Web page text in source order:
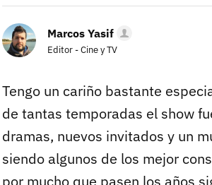
Marcos Yasif
Editor - Cine y TV
Tengo un cariño bastante
de tantas temporadas el show
dramas, nuevos invitados y un
siendo algunos de los mejor
por mucho que pasen los años